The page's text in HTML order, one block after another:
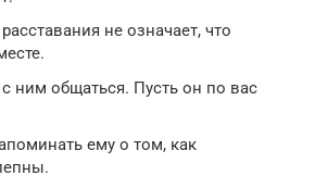
не означает, что
с ним общаться. Пусть он по вас
ему о том, как